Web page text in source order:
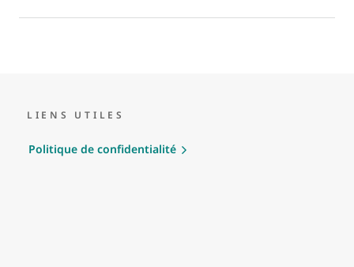
LIENS UTILES
Politique de confidentialité